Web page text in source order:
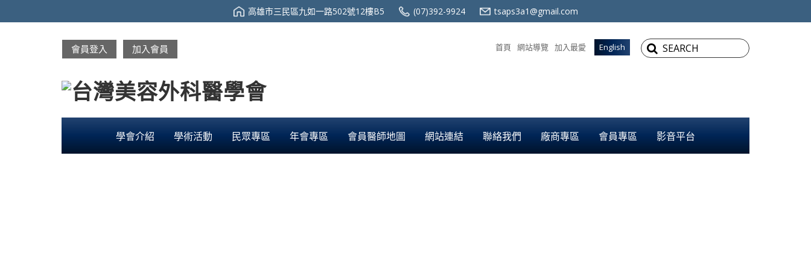
高雄市三民區九如一路502號12樓B5 (07)392-9924 tsaps3a1@gmail.com
首頁 網站導覽 加入最愛 English
會員登入 加入會員
學會介紹 學術活動 民眾專區 年會專區 會員醫師地圖 網站連結 聯絡我們 廠商專區 會員專區 影音平台